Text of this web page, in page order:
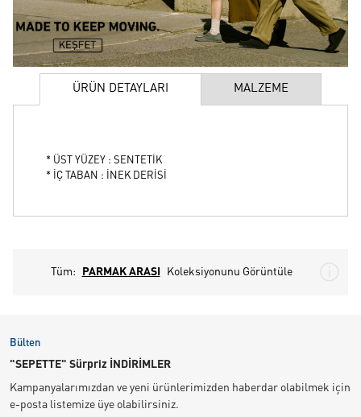
ÜRÜN DETAYLARI MALZEME
* ÜST YÜZEY : SENTETİK
* İÇ TABAN : İNEK DERİSİ
Tüm: PARMAK ARASI Koleksiyonunu Görüntüle
Bülten
"SEPETTE" Sürpriz İNDİRİMLER
Kampanyalarımızdan ve yeni ürünlerimizden haberdar olabilmek için
e-posta listemize üye olabilirsiniz.